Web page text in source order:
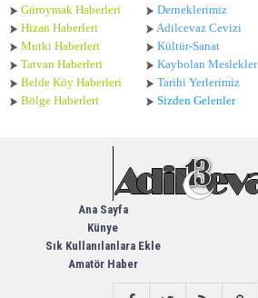
Güroymak Haberleri
Hizan Haberleri
Mutki Haberleri
Tatvan Haberleri
Belde Köy Haberleri
Bölge Haberleri
Derneklerimiz
Adilcevaz Cevizi
Kültür-Sanat
Kaybolan Meslekler
Tarihi Yerlerimiz
Sizden Gelenler
Ana Sayfa
Künye
Sık Kullanılanlara Ekle
Amatör Haber